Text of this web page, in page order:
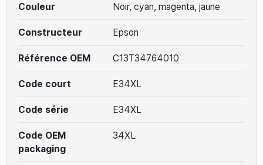
Couleur Noir, cyan, magenta, jaune
Constructeur Epson
Référence OEM C13T34764010
Code court E34XL
Code série E34XL
Code OEM
packaging
34XL